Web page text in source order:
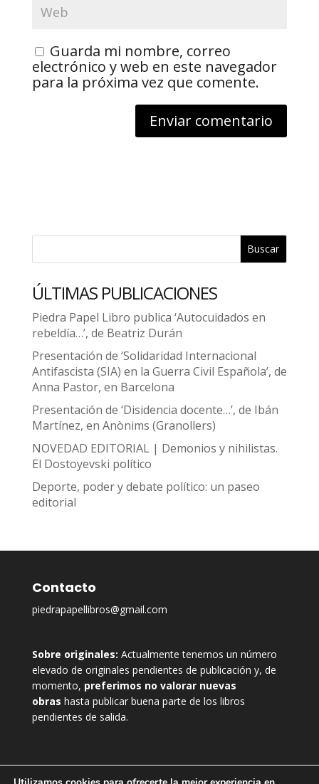
Guarda mi nombre, correo
electrónico y web en este navegador
para la próxima vez que comente.
Buscar
ÚLTIMAS PUBLICACIONES
Piedra Papel Libro publica ‘Autocuidados en
rebeldía…’, de Beatriz Durán
Presentación de ‘Solidaridad Internacional
Antifascista (SIA) en la Guerra Civil Española’, de
Anna Pastor, en Barcelona
Presentación de ‘Disidencia docente…’, de Ibán
Martínez, en Anònims (Granollers)
NOVEDAD EDITORIAL | Demonios y nihilistas.
El Dostoyevski político
Deporte, poder y debate político: un paseo
editorial
Contacto
piedrapapellibros@gmail.com
Sobre originales: Actualmente tenemos un número
elevado de originales pendientes de publicación y, de
momento, preferimos no valorar nuevas
obras hasta publicar buena parte de los libros
pendientes de salida.